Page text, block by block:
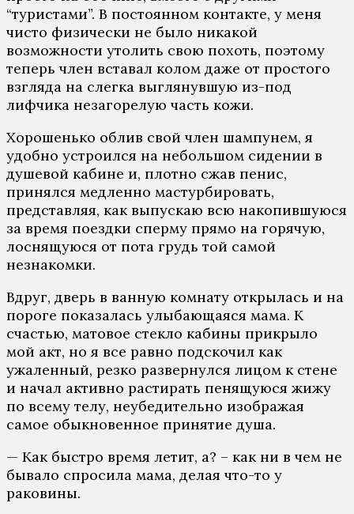
“туристами”. В постоянном контакте, у меня
чисто физически не было никакой
возможности утолить свою похоть, поэтому
теперь член вставал колом даже от простого
взгляда на слегка выглянувшую из-под
лифчика незагорелую часть кожи.
Хорошенько облив свой член шампунем, я
удобно устроился на небольшом сидении в
душевой кабине и, плотно сжав пенис,
принялся медленно мастурбировать,
представляя, как выпускаю всю накопившуюся
за время поездки сперму прямо на горячую,
лоснящуюся от пота грудь той самой
незнакомки.
Вдруг, дверь в ванную комнату открылась и на
пороге показалась улыбающаяся мама. К
счастью, матовое стекло кабины прикрыло
мой акт, но я все равно подскочил как
ужаленный, резко развернулся лицом к стене
и начал активно растирать пенящуюся жижу
по всему телу, неубедительно изображая
самое обыкновенное принятие душа.
— Как быстро время летит, а? – как ни в чем не
бывало спросила мама, делая что-то у
раковины.